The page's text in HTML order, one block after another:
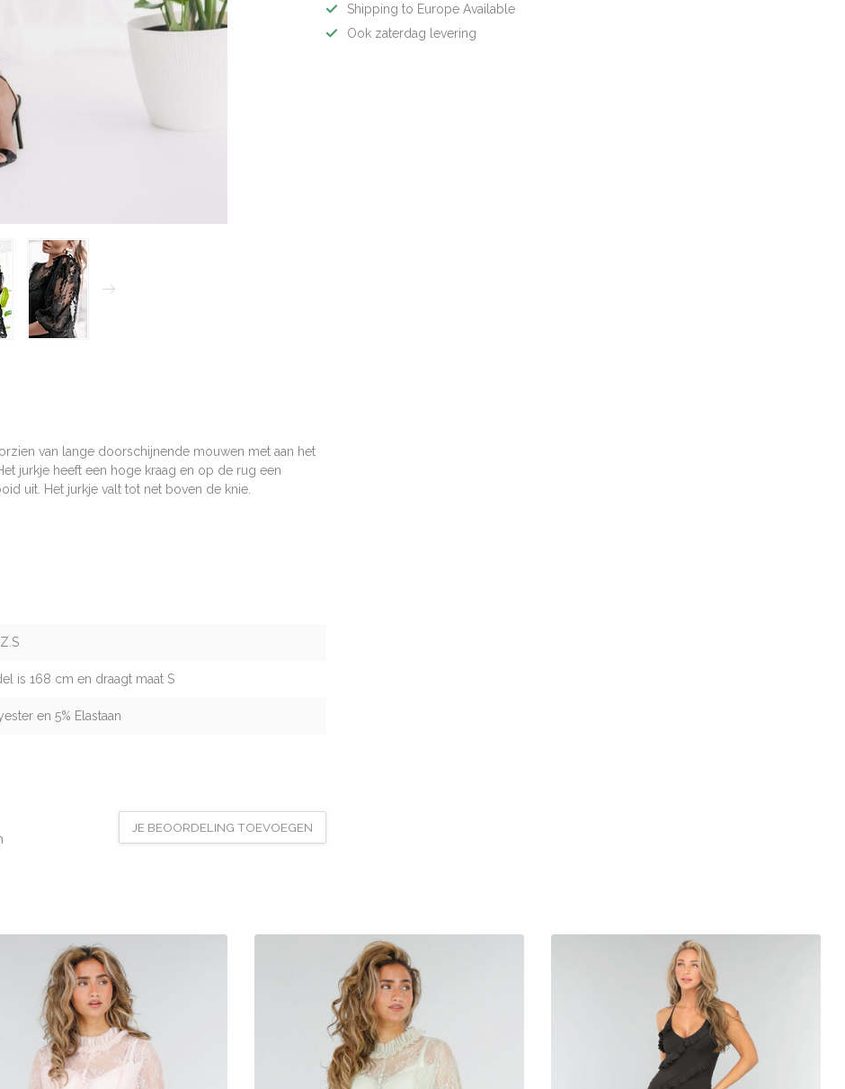
Shipping to Europe Available
Ook zaterdag levering
van lange doorschijnende mouwen met aan het
jurkje heeft een hoge kraag en op de rug een
uit. Het jurkje valt tot net boven de knie.
is 168 cm en draagt maat S
en 5% Elastaan
JE BEOORDELING TOEVOEGEN